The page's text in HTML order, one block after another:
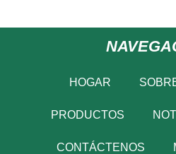
HOGAR
PRODUCTOS
CONTÁCTENOS